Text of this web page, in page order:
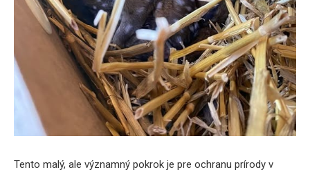
Tento malý, ale významný pokrok je pre ochranu prírody v